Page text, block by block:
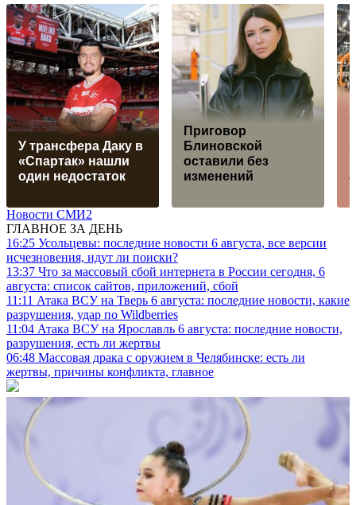
У трансфера Даку в
«Спартак» нашли
один недостаток
Приговор
Блиновской
оставили без
изменений
Новости СМИ2
ГЛАВНОЕ ЗА ДЕНЬ
16:25 Усольцевы: последние новости 6 августа, все версии
исчезновения, идут ли поиски?
13:37 Что за массовый сбой интернета в России сегодня, 6
августа: список сайтов, приложений, сбой
11:11 Атака ВСУ на Тверь 6 августа: последние новости, какие
разрушения, удар по Wildberries
11:04 Атака ВСУ на Ярославль 6 августа: последние новости,
разрушения, есть ли жертвы
06:48 Массовая драка с оружием в Челябинске: есть ли
жертвы, причины конфликта, главное